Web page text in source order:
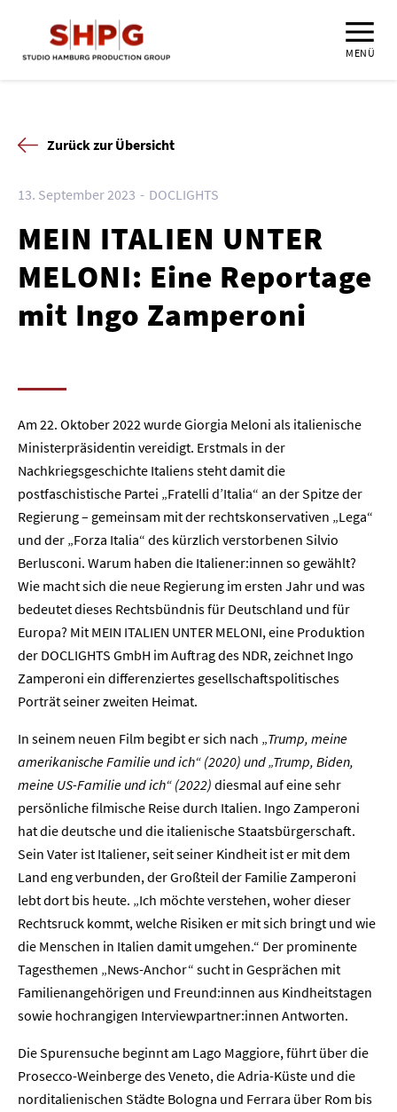
MENÜ
Zurück zur Übersicht
13. September 2023 DOCLIGHTS
MEIN ITALIEN UNTER
MELONI: Eine Reportage
mit Ingo Zamperoni
Am 22. Oktober 2022 wurde Giorgia Meloni als italienische
Ministerpräsidentin vereidigt. Erstmals in der
Nachkriegsgeschichte Italiens steht damit die
postfaschistische Partei „Fratelli d’Italia“ an der Spitze der
Regierung – gemeinsam mit der rechtskonservativen „Lega“
und der „Forza Italia“ des kürzlich verstorbenen Silvio
Berlusconi. Warum haben die Italiener:innen so gewählt?
Wie macht sich die neue Regierung im ersten Jahr und was
bedeutet dieses Rechtsbündnis für Deutschland und für
Europa? Mit MEIN ITALIEN UNTER MELONI, eine Produktion
der DOCLIGHTS GmbH im Auftrag des NDR, zeichnet Ingo
Zamperoni ein differenziertes gesellschaftspolitisches
Porträt seiner zweiten Heimat.
In seinem neuen Film begibt er sich nach „Trump, meine
amerikanische Familie und ich“ (2020) und „Trump, Biden,
meine US-Familie und ich“ (2022) diesmal auf eine sehr
persönliche filmische Reise durch Italien. Ingo Zamperoni
hat die deutsche und die italienische Staatsbürgerschaft.
Sein Vater ist Italiener, seit seiner Kindheit ist er mit dem
Land eng verbunden, der Großteil der Familie Zamperoni
lebt dort bis heute. „Ich möchte verstehen, woher dieser
Rechtsruck kommt, welche Risiken er mit sich bringt und wie
die Menschen in Italien damit umgehen.“ Der prominente
Tagesthemen „News-Anchor“ sucht in Gesprächen mit
Familienangehörigen und Freund:innen aus Kindheitstagen
sowie hochrangigen Interviewpartner:innen Antworten.
Die Spurensuche beginnt am Lago Maggiore, führt über die
Prosecco-Weinberge des Veneto, die Adria-Küste und die
norditalienischen Städte Bologna und Ferrara über Rom bis